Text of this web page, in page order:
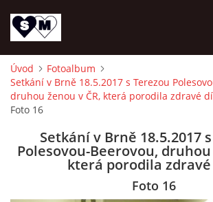
ÚVOD
Úvod
Fotoalbum
Setkání v Brně 18.5.2017 s Terezou
druhou ženou v ČR, která porodila zdravé
Foto 16
Setkání v Brně 18.5.2017
Polesovou-Beerovou, druhou
která porodila
Foto 16